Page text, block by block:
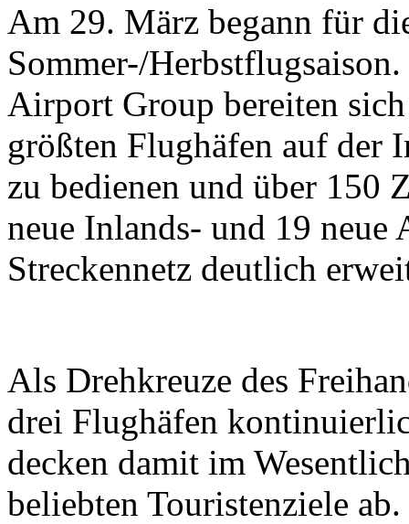
Am 29. März begann für
Sommer-/
Airport Group bereiten
größten Flughäfen auf der
zu bedienen und über 150
neue Inlands- und 19 neue
Streckennetz deutlich
Als Drehkreuze des
drei Flughäfen
decken damit im
beliebten Touristenziele ab.